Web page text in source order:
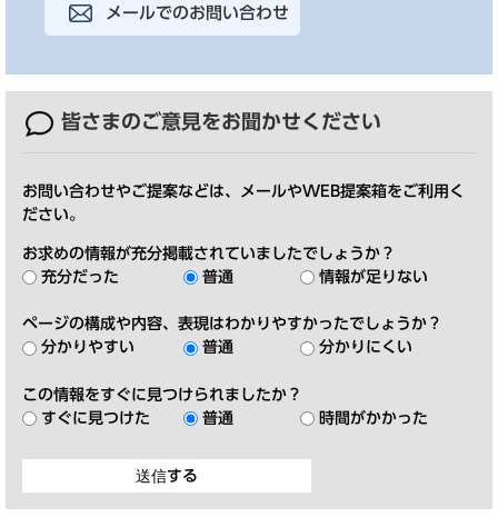
メールでのお問い合わせ
皆さまのご意見をお聞かせください
お問い合わせやご提案などは、メールやWEB提案箱をご利用く
ださい。
お求めの情報が充分掲載されていましたでしょうか？
充分だった
普通 情報が足りない
ページの構成や内容、表現はわかりやすかったでしょうか？
分かりやすい
普通 分かりにくい
この情報をすぐに見つけられましたか？
すぐに見つけた
普通 時間がかかった